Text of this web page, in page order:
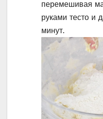
перемешивая
руками тесто и
минут.